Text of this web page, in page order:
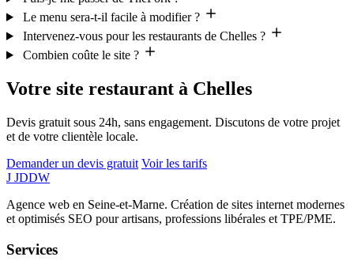
Le menu sera-t-il facile à modifier ?
Intervenez-vous pour les restaurants de Chelles ?
Combien coûte le site ?
Votre site restaurant à Chelles
Devis gratuit sous 24h, sans engagement. Discutons de votre projet
et de votre clientèle locale.
Demander un devis gratuit Voir les tarifs
J JDDW
Agence web en Seine-et-Marne. Création de sites internet modernes
et optimisés SEO pour artisans, professions libérales et TPE/PME.
Services